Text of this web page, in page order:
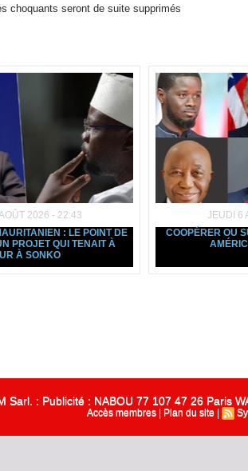
choquants seront de suite supprimés
2026 - 22:43
: LE POINT DE
PROJET QUI TENAIT À
À SONKO
JEUDI 6
COOPÉRER OU
Sarl. : Publicité : NABOU 77 107 47 26 Paris
Accès membres Plan du site